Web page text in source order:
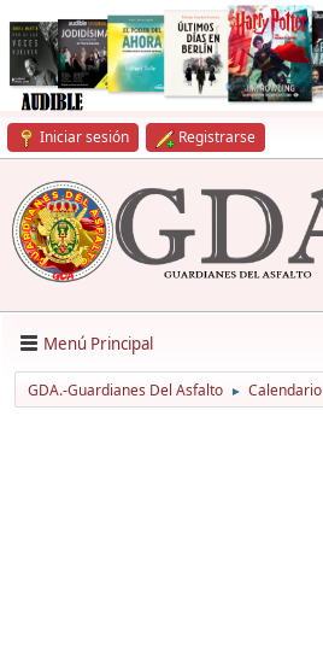
Iniciar sesión Registrarse
Menú Principal
GDA.-Guardianes Del Asfalto ► Calendario